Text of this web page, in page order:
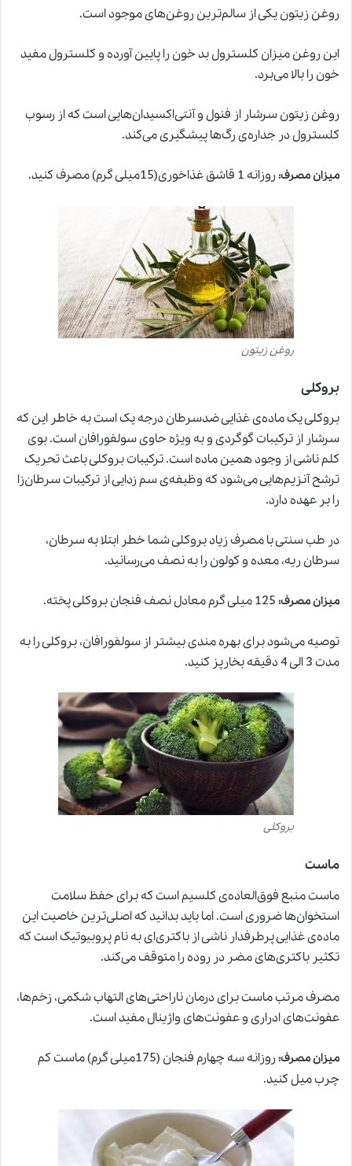
روغن زیتون یکی از سالم‌ترین روغن‌های موجود است.
این روغن میزان کلسترول بد خون را پایین آورده و کلسترول مفید
خون را بالا می‌برد.
روغن زیتون سرشار از فنول و آنتی‌اکسیدان‌هایی است که از رسوب
کلسترول در جداره‌ی رگ‌ها پیشگیری می‌کند.
میزان مصرف:روزانه 1 قاشق غذاخوری(15میلی گرم) مصرف کنید.
روغن زیتون
بروکلی
بروکلی یک ماده‌ی غذایی ضدسرطان درجه یک است به خاطر این که
سرشار از ترکیبات گوگردی و به ویژه حاوی سولفورافان است. بوی
کلم ناشی از وجود همین ماده است. ترکیبات بروکلی باعث تحریک
ترشح آنزیم‌هایی می‌شود که وظیفه‌ی سم زدایی از ترکیبات سرطان‌زا
را بر عهده دارد.
در طب سنتیبا مصرف زیاد بروکلی شما خطر ابتلا به سرطان،
سرطان ریه، معده و کولون را به نصف می‌رسانید.
میزان مصرف:
توصیه می‌شود برای بهره مندی بیشتر از سولفورافان، بروکلی را به
مدت 3 الی 4 دقیقه بخارپز کنید.
بروکلی
ماست
ماست منبع فوق‌العاده‌ی کلسیم است که برای حفظ سلامت
استخوان‌ها ضروری است. اما باید بدانید که اصلی‌ترین خاصیت این
ماده‌ی غذایی پرطرفدار ناشی از باکتری‌ای به نام پروبیوتیک است که
تکثیر باکتری‌های مضر در روده را متوقف می‌کند.
مصرف مرتب ماست برای درمان ناراحتی‌های التهاب شکمی، زخم‌ها،
عفونت‌های ادراری و عفونت‌های واژینال مفید است.
میزان مصرف:
روزانه سه چهارم فنجان (175میلی گرم) ماست کم
چرب میل کنید.